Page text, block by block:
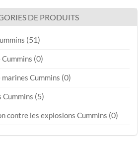
DE PRODUITS
(51)
(0)
Cummins (0)
Cummins (5)
contre les explosions Cummins (0)